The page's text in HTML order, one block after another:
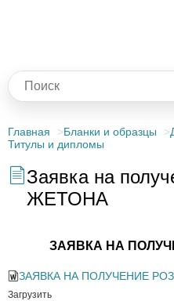
Главная Бланки и образцы
Титулы и дипломы
Заявка на
ЖЕТОНА
ЗАЯВКА НА
ЗАЯВКА НА ПОЛУЧЕНИЕ
Загрузить